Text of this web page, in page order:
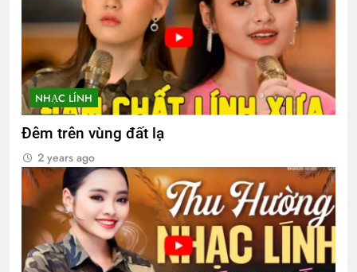
NHẠC LÍNH
Đêm trên vùng đất lạ
2 years ago